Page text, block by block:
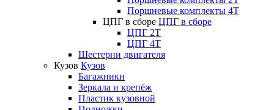
Поршневые комплекты 4T
ЦПГ в сборе ЦПГ в сборе
ЦПГ 2T
ЦПГ 4T
Шестерни двигателя
Кузов Кузов
Багажники
Зеркала и крепёж
Пластик кузовной